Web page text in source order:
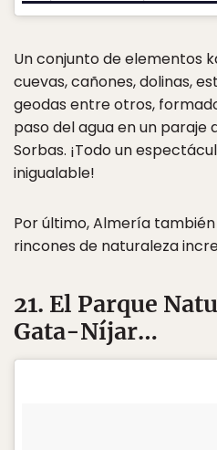
Un conjunto de elementos
cuevas, cañones, dolinas,
geodas entre otros,
paso del agua en un paraje
Sorbas. ¡Todo un
inigualable!
Por último, Almería
rincones de naturaleza
21. El Parque
Gata-Níjar…